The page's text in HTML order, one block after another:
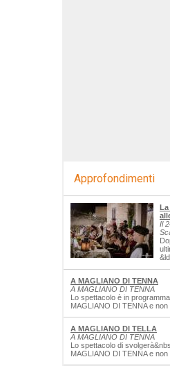
Approfondimenti
La
Il
A MAGLIANO DI TENNA
A MAGLIANO DI TENNA
Lo spettacolo è in
MAGLIANO DI TENNA e non
A MAGLIANO DI TELLA
A MAGLIANO DI TENNA
Lo spettacolo di
MAGLIANO DI TENNA e non